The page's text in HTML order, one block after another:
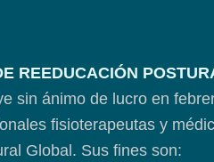
REEDUCACIÓN
sin ánimo de lucro en
fisioterapeutas y
Global. Sus fines son: